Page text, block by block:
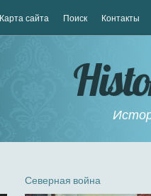
Карта сайта Поиск Контакты
Северная война